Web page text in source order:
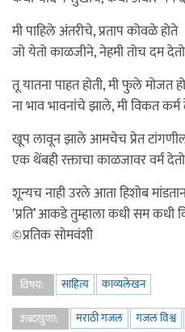
मी पाहिले अंतरीचे, प्रताप कोवळे होते
जो येतो काळजीने, नेहमी तोच दम देतो
तू यातना पाहत होती, मी फुले मोजत
ना भाव भावनांचे झाले, मी विकत कर्म
खूप लावून झाले आमचेच प्रेत
एक थेंबही रक्ताचा काळजावर वर्म देतो
शून्यच नाही उरले आता हिशोब
‛प्रति’ आकडे तुम्हाला कधी सम कधी
©प्रतिक सोमवंशी
विषय: साहित्य
काव्यलेखन
शब्दखुणा:
मराठी गजल गजल विश्व